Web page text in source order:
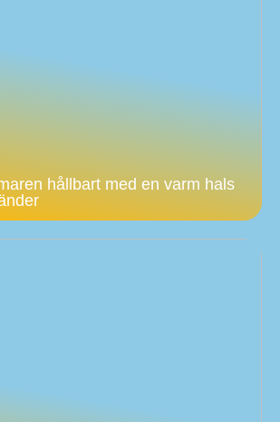
hållbart med en varm hals